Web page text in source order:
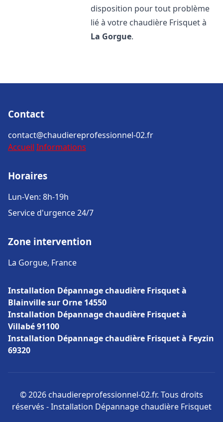
disposition pour tout problème
lié à votre chaudière Frisquet à
La Gorgue.
Contact
contact@chaudiereprofessionnel-02.fr
Accueil Informations
Horaires
Lun-Ven: 8h-19h
Service d'urgence 24/7
Zone intervention
La Gorgue, France
Installation Dépannage chaudière Frisquet à
Blainville sur Orne 14550
Installation Dépannage chaudière Frisquet à
Villabé 91100
Installation Dépannage chaudière Frisquet à Feyzin
69320
© 2026 chaudiereprofessionnel-02.fr. Tous droits
réservés - Installation Dépannage chaudière Frisquet